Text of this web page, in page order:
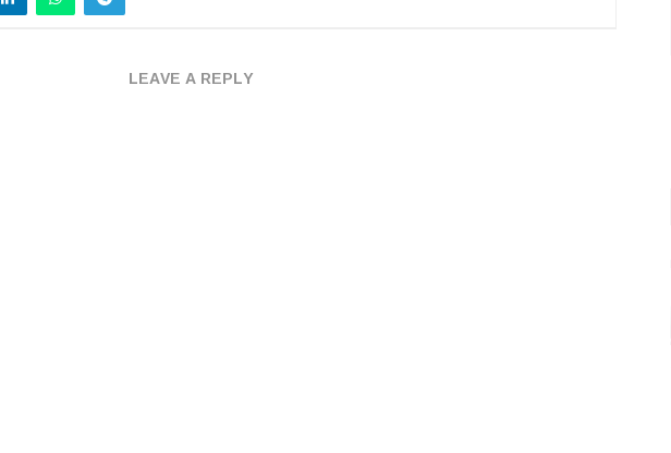
LEAVE A REPLY